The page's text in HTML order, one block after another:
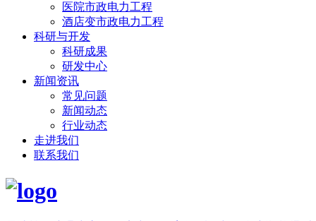
医院市政电力工程
酒店变市政电力工程
科研与开发
科研成果
研发中心
新闻资讯
常见问题
新闻动态
行业动态
走进我们
联系我们